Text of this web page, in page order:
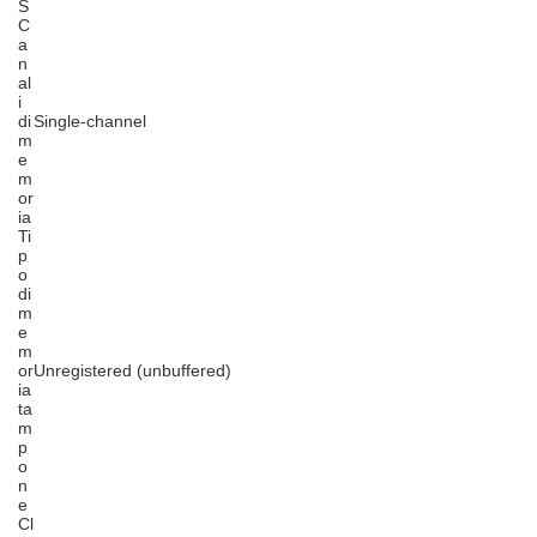
S
C
a
n
al
i
di
m
e
m
or
ia
Single-channel
Ti
p
o
di
m
e
m
or
ia
ta
m
p
o
n
e
Unregistered (unbuffered)
Cl